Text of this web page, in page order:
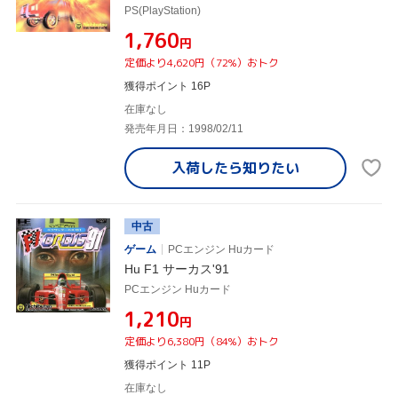
PS(PlayStation)
¥1,760円
定価より4,620円（72%）おトク
獲得ポイント 16P
在庫なし
発売年月日：1998/02/11
入荷したら知りたい
中古
ゲーム
PCエンジン Huカード
Hu F1 サーカス'91
PCエンジン Huカード
¥1,210円
定価より6,380円（84%）おトク
獲得ポイント 11P
在庫なし